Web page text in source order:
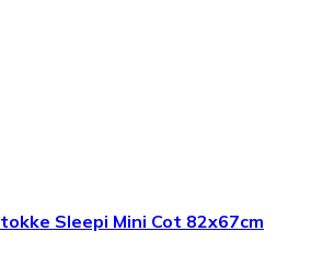
Sleepi Mini Cot 82x67cm